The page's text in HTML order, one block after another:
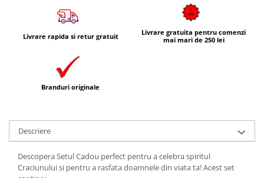
Livrare rapida si retur gratuit
Livrare gratuita pentru comenzi
mai mari de 250 lei
Branduri originale
Descriere
Descopera Setul Cadou perfect pentru a celebra spiritul
Craciunului si pentru a rasfata doamnele din viata ta! Acest set